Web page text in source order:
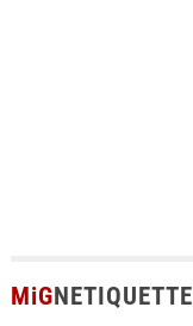
MiGNETIQUETTE